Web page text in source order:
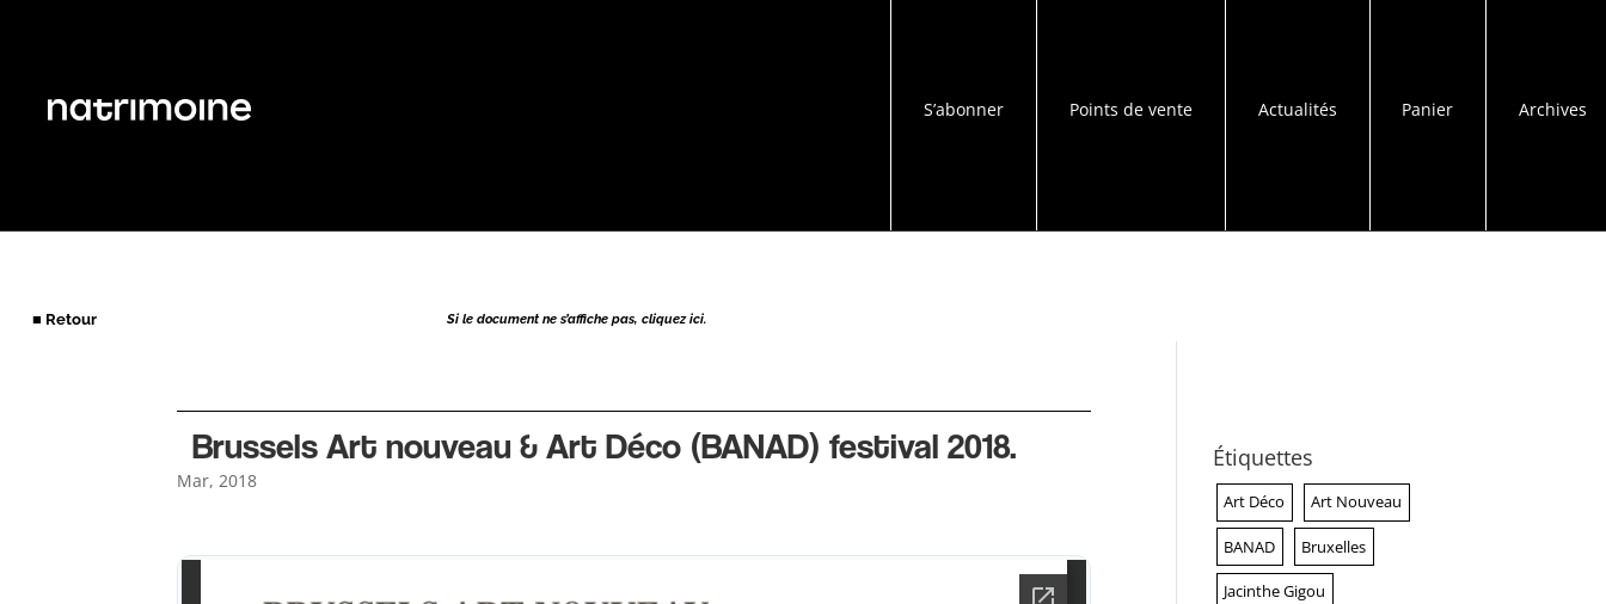
S’abonner Points de vente Actualités Panier Archives
■ Retour Si le document ne s’affiche pas, cliquez ici.
Brussels Art nouveau & Art Déco (BANAD) festival 2018.
Mar, 2018
Étiquettes
Art Déco Art Nouveau
BANAD Bruxelles
Jacinthe Gigou